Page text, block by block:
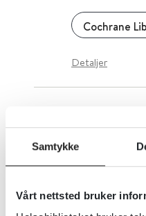
Samtykke
Vårt nettsted bruker
Cochrane
Detaljer
utfall hos
Cochrane